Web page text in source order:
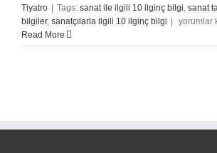
Tiyatro | Tags: sanat ile ilgili 10 ilginç bilgi sanat
bilgiler, sanatçılarla ilgili 10 ilginç bilgi |
Sanat
yorumlar
Read More